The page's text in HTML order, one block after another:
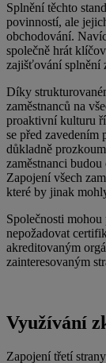
Splnění těchto
povinností, ale
obchodování.
společně hrát
zajišťování splnění
Díky
zaměstnanců na
proaktivní kulturu
se před zavedením
důkladně
zaměstnanci
Zapojení všech
které by jinak
Společnosti
nepožadovat
akreditovaným
zainteresovaným
Využívání
Zapojení třetí